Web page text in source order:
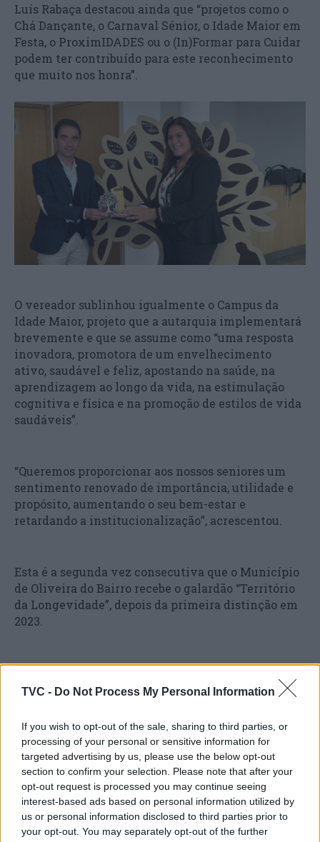
TVC - Do Not Process My Personal Information
If you wish to opt-out of the sale, sharing to third parties, or
processing of your personal or sensitive information for
targeted advertising by us, please use the below opt-out
section to confirm your selection. Please note that after your
opt-out request is processed you may continue seeing
interest-based ads based on personal information utilized by
us or personal information disclosed to third parties prior to
your opt-out. You may separately opt-out of the further
Luís Rabaça destacou ainda que “projetos como o
Chá Dançante, o Carnaval Sénior, o Idade Maior em
Festa, o ProximIDADES ou o (In)Formar para Cuidar
podem ter contribuído para este reconhecimento
que muito nos honra”.
O vereador sublinhou igualmente o Campus da
Idade Maior, projeto que a autarquia implementará
brevemente e que se assume como “uma resposta
inovadora, promotora de um envelhecimento
ativo, saudável e feliz, apostando na saúde, na
aprendizagem ao longo da vida, na estimulação
cognitiva e física e na promoção de estilos de vida
saudáveis”.
“Queremos proporcionar aos nossos seniores um
sentimento renovado de importância, utilidade e
propósito, aumentando o seu bem-estar e
retardando a institucionalização”, acrescentou.
Esta é a segunda vez consecutiva que o Município
de Oliveira do Bairro recebe o galardão “Território
da Longevidade”, depois da primeira distinção em
2023.
distinguido com vários galardões, como o de
Instituto Superior de Ciências da Informação e da
Administração – ISCIA, o Selo de Mérito da Rede de
Autarquias que Cuidam dos Cuidadores Informais, a
Bandeira de Mérito Social, atribuída pela
Associação Nacional de Gerontologia Social, a
distinção “Autarquia Amiga das Pessoas com
Demência”, do projeto AGILidades, e o selo
‘Comunidades Pró-Envelhecimento”, da Ordem dos